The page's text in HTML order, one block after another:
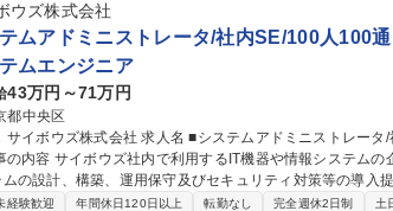
ウズ株式会社
ムアドミニストレータ/社内SE/100人100
ムエンジニア
43万円～71万円
都中央区
求人名 ■システムアドミニストレータ/社内SE/100人100通りのマッチングをITで支え
ムの設計、構築、運用保守及びセキュリティ対策等の導入
内容】■サイボウズの働き方を支えるITシステムの設計/構
経験歓迎 年間休日120日以上 転勤なし 完全週休2日制 土